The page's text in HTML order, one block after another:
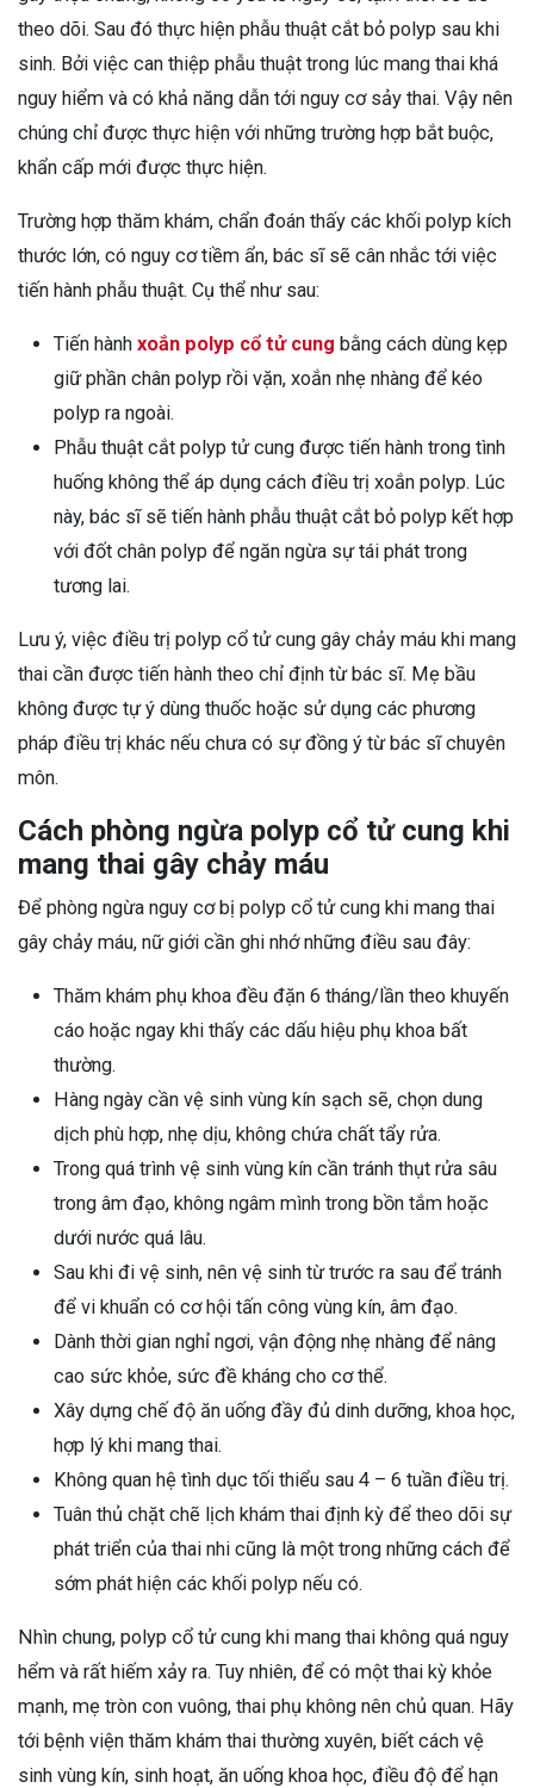
theo dõi. Sau đó thực hiện phẫu thuật cắt bỏ polyp sau khi
sinh. Bởi việc can thiệp phẫu thuật trong lúc mang thai khá
nguy hiểm và có khả năng dẫn tới nguy cơ sảy thai. Vậy nên
chúng chỉ được thực hiện với những trường hợp bắt buộc,
khẩn cấp mới được thực hiện.
Trường hợp thăm khám, chẩn đoán thấy các khối polyp kích
thước lớn, có nguy cơ tiềm ẩn, bác sĩ sẽ cân nhắc tới việc
tiến hành phẫu thuật. Cụ thể như sau:
Tiến hành xoắn polyp cổ tử cung bằng cách dùng kẹp
giữ phần chân polyp rồi vặn, xoắn nhẹ nhàng để kéo
polyp ra ngoài.
Phẫu thuật cắt polyp tử cung được tiến hành trong tình
huống không thể áp dụng cách điều trị xoắn polyp. Lúc
này, bác sĩ sẽ tiến hành phẫu thuật cắt bỏ polyp kết hợp
với đốt chân polyp để ngăn ngừa sự tái phát trong
tương lai.
Lưu ý, việc điều trị polyp cổ tử cung gây chảy máu khi mang
thai cần được tiến hành theo chỉ định từ bác sĩ. Mẹ bầu
không được tự ý dùng thuốc hoặc sử dụng các phương
pháp điều trị khác nếu chưa có sự đồng ý từ bác sĩ chuyên
môn.
Cách phòng ngừa polyp cổ tử cung khi
mang thai gây chảy máu
Để phòng ngừa nguy cơ bị polyp cổ tử cung khi mang thai
gây chảy máu, nữ giới cần ghi nhớ những điều sau đây:
Thăm khám phụ khoa đều đặn 6 tháng/lần theo khuyến
cáo hoặc ngay khi thấy các dấu hiệu phụ khoa bất
thường.
Hàng ngày cần vệ sinh vùng kín sạch sẽ, chọn dung
dịch phù hợp, nhẹ dịu, không chứa chất tẩy rửa.
Trong quá trình vệ sinh vùng kín cần tránh thụt rửa sâu
trong âm đạo, không ngâm mình trong bồn tắm hoặc
dưới nước quá lâu.
Sau khi đi vệ sinh, nên vệ sinh từ trước ra sau để tránh
để vi khuẩn có cơ hội tấn công vùng kín, âm đạo.
Dành thời gian nghỉ ngơi, vận động nhẹ nhàng để nâng
cao sức khỏe, sức đề kháng cho cơ thể.
Xây dựng chế độ ăn uống đầy đủ dinh dưỡng, khoa học,
hợp lý khi mang thai.
Không quan hệ tình dục tối thiểu sau 4 – 6 tuần điều trị.
Tuân thủ chặt chẽ lịch khám thai định kỳ để theo dõi sự
phát triển của thai nhi cũng là một trong những cách để
sớm phát hiện các khối polyp nếu có.
Nhìn chung, polyp cổ tử cung khi mang thai không quá nguy
hểm và rất hiếm xảy ra. Tuy nhiên, để có một thai kỳ khỏe
mạnh, mẹ tròn con vuông, thai phụ không nên chủ quan. Hãy
tới bệnh viện thăm khám thai thường xuyên, biết cách vệ
sinh vùng kín, sinh hoạt, ăn uống khoa học, điều độ để hạn